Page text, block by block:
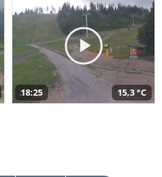
18:25 15,3 °C